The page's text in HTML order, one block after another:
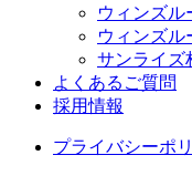
ウィンズル
ウィンズル
サンライズ
よくあるご質問
採用情報
プライバシーポ